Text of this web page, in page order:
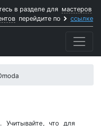
в разделе для мастеров
перейдите по ссылке
Учитывайте, что для